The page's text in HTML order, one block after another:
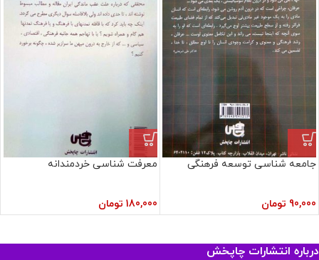
جامعه شناسی توسعه فرهنگی
90,000 تومان
معرفت شناسی خردمندانه
180,000 تومان
درباره انتشارات چاپخش